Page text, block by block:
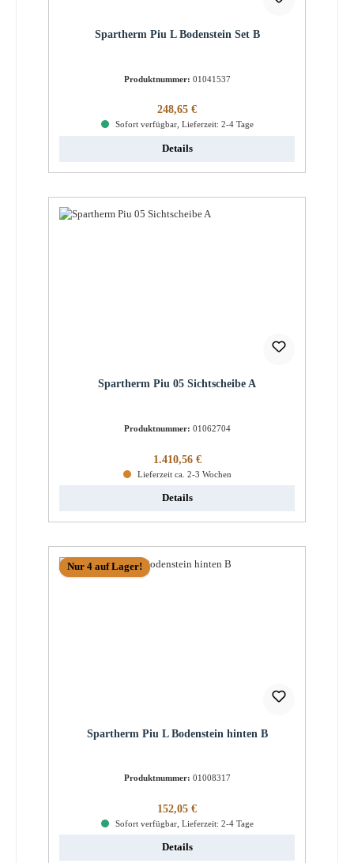
Spartherm Piu L Bodenstein Set B
Produktnummer: 01041537
Regulärer Preis:
248,65 €
Sofort verfügbar, Lieferzeit: 2-4 Tage
Details
Spartherm Piu 05 Sichtscheibe A
Produktnummer: 01062704
Regulärer Preis:
1.410,56 €
Lieferzeit ca. 2-3 Wochen
Details
Nur 4 auf Lager!
Spartherm Piu L Bodenstein hinten B
Produktnummer: 01008317
Regulärer Preis:
152,05 €
Sofort verfügbar, Lieferzeit: 2-4 Tage
Details